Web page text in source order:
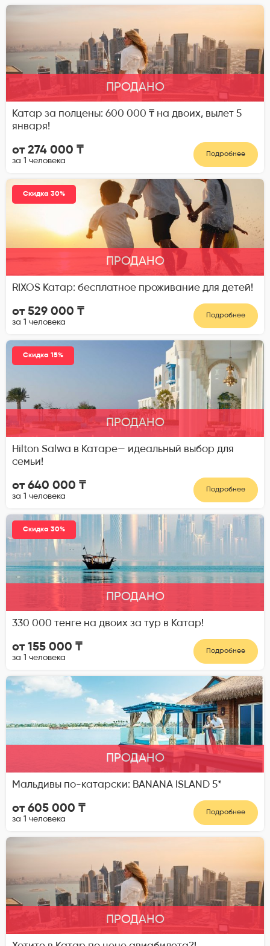
ПРОДАНО
Катар за полцены: 600 000 ₸ на двоих, вылет 5
января!
от 274 000 ₸
за 1 человека
Подробнее
Скидка 30%
ПРОДАНО
RIXOS Катар: бесплатное проживание для детей!
от 529 000 ₸
за 1 человека
Подробнее
Скидка 15%
ПРОДАНО
Hilton Salwa в Катаре— идеальный выбор для
семьи!
от 640 000 ₸
за 1 человека
Подробнее
Скидка 30%
ПРОДАНО
330 000 тенге на двоих за тур в Катар!
от 155 000 ₸
за 1 человека
Подробнее
ПРОДАНО
Мальдивы по-катарски: BANANA ISLAND 5*
от 605 000 ₸
за 1 человека
Подробнее
ПРОДАНО